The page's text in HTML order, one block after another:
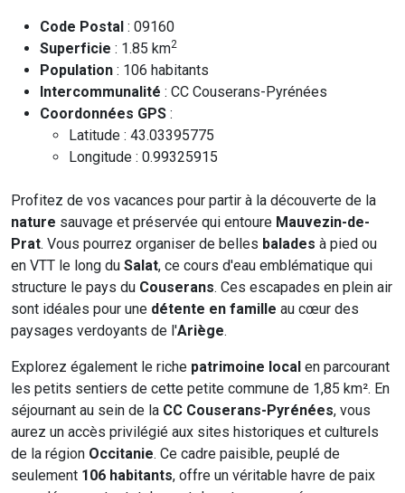
Code Postal : 09160
Superficie : 1.85 km2
Population : 106 habitants
Intercommunalité : CC Couserans-Pyrénées
Coordonnées GPS :
Latitude : 43.03395775
Longitude : 0.99325915
Profitez de vos vacances pour partir à la découverte de la
nature sauvage et préservée qui entoure Mauvezin-de-
Prat. Vous pourrez organiser de belles balades à pied ou
en VTT le long du Salat, ce cours d'eau emblématique qui
structure le pays du Couserans. Ces escapades en plein air
sont idéales pour une détente en famille au cœur des
paysages verdoyants de l'Ariège.
Explorez également le riche patrimoine local en parcourant
les petits sentiers de cette petite commune de 1,85 km². En
séjournant au sein de la CC Couserans-Pyrénées, vous
aurez un accès privilégié aux sites historiques et culturels
de la région Occitanie. Ce cadre paisible, peuplé de
seulement 106 habitants, offre un véritable havre de paix